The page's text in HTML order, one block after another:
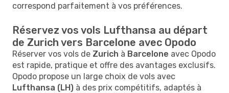
correspond parfaitement à vos préférences.
Réservez vos vols Lufthansa au départ
de Zurich vers Barcelone avec Opodo
Réserver vos vols de Zurich à Barcelone avec Opodo
est rapide, pratique et offre des avantages exclusifs.
Opodo propose un large choix de vols avec
Lufthansa (LH) à des prix compétitifs, adaptés à